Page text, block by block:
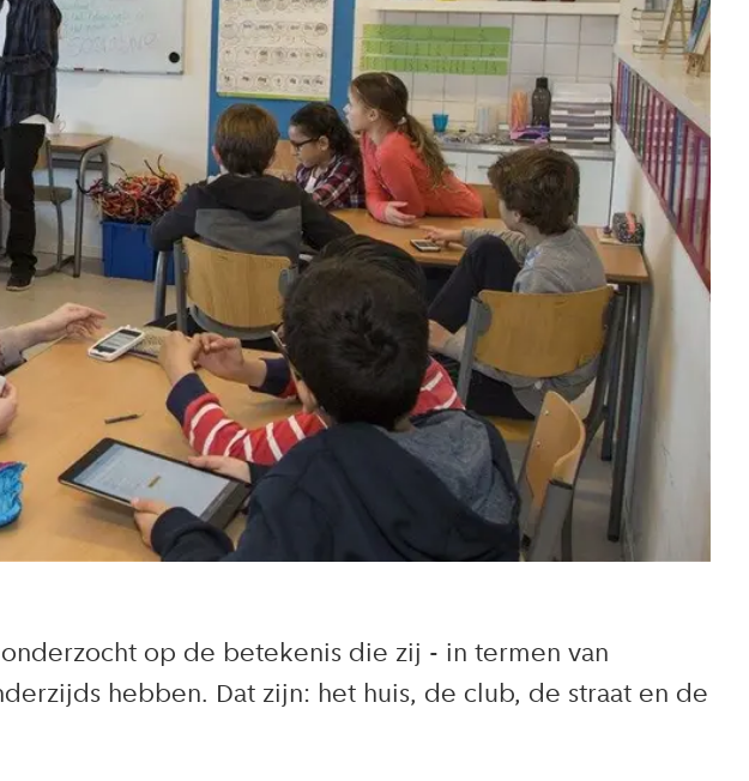
op de betekenis die zij - in termen van
hebben. Dat zijn: het huis, de club, de straat en de